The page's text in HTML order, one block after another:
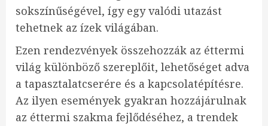
sokszínűségével, így egy valódi utazást
tehetnek az ízek világában.
Ezen rendezvények összehozzák az éttermi
világ különböző szereplőit, lehetőséget adva
a tapasztalatcserére és a kapcsolatépítésre.
Az ilyen események gyakran hozzájárulnak
az éttermi szakma fejlődéséhez, a trendek